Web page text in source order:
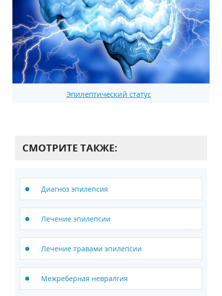
Эпилептический статус
СМОТРИТЕ ТАКЖЕ:
Диагноз эпилепсия
Лечение эпилепсии
Лечение травами эпилепсии
Межреберная невралгия